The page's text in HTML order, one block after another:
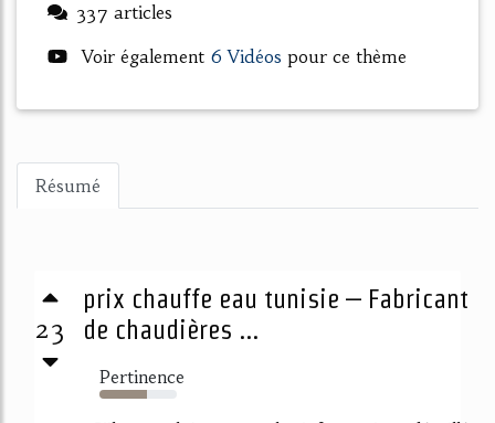
337 articles
Voir également 6 Vidéos pour ce thème
Résumé
23
prix chauffe eau tunisie – Fabricant
de chaudières ...
Pertinence
61%